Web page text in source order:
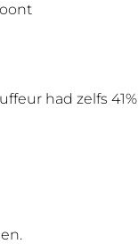
had zelfs 41%